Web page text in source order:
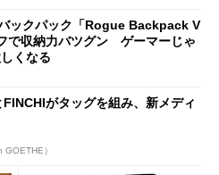
ックパック「Rogue Backpack V
で収納力バツグン ゲーマーじゃ
くなる
がタッグを組み、新メディ
GOETHE）